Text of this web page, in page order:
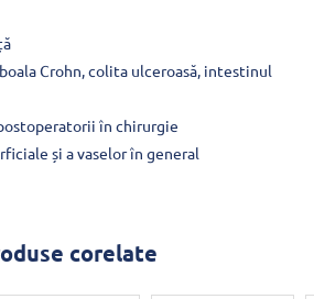
Crohn, colita ulceroasă, intestinul
în chirurgie
și a vaselor în general
corelate